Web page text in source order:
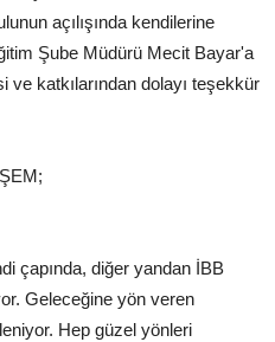
açılışında kendilerine
Şube Müdürü Mecit Bayar'a
katkılarından dolayı teşekkür
çapında, diğer yandan İBB
Geleceğine yön veren
Hep güzel yönleri